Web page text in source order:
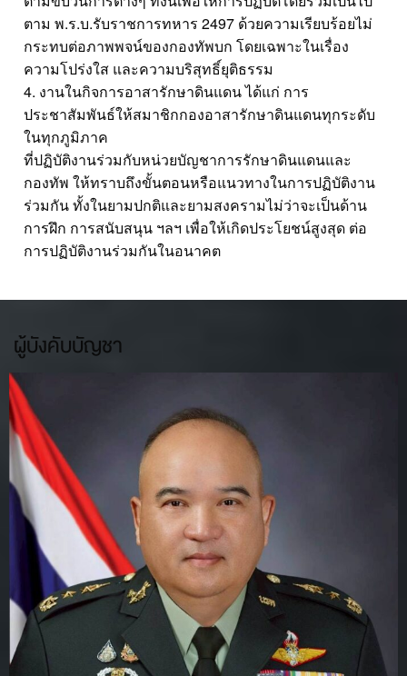
ตาม พ.ร.บ.รับราชการทหาร 2497 ด้วยความเรียบร้อยไม่
กระทบต่อภาพพจน์ของกองทัพบก โดยเฉพาะในเรื่อง
ความโปร่งใส และความบริสุทธิ์ยุติธรรม
4. งานในกิจการอาสารักษาดินแดน ได้แก่ การ
ประชาสัมพันธ์ให้สมาชิกกองอาสารักษาดินแดนทุกระดับ
ในทุกภูมิภาค
ที่ปฏิบัติงานร่วมกับหน่วยบัญชาการรักษาดินแดนและ
กองทัพ ให้ทราบถึงขั้นตอนหรือแนวทางในการปฏิบัติงาน
ร่วมกัน ทั้งในยามปกติและยามสงครามไม่ว่าจะเป็นด้าน
การฝึก การสนับสนุน ฯลฯ เพื่อให้เกิดประโยชน์สูงสุด ต่อ
การปฏิบัติงานร่วมกันในอนาคต
ผู้บังคับบัญชา